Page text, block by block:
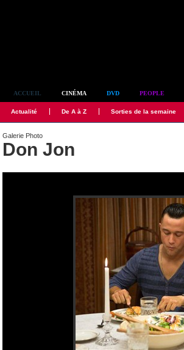
ACCUEIL CINÉMA DVD PEOPLE
Actualité De A à Z Sorties de la semaine
Galerie Photo
Don Jon